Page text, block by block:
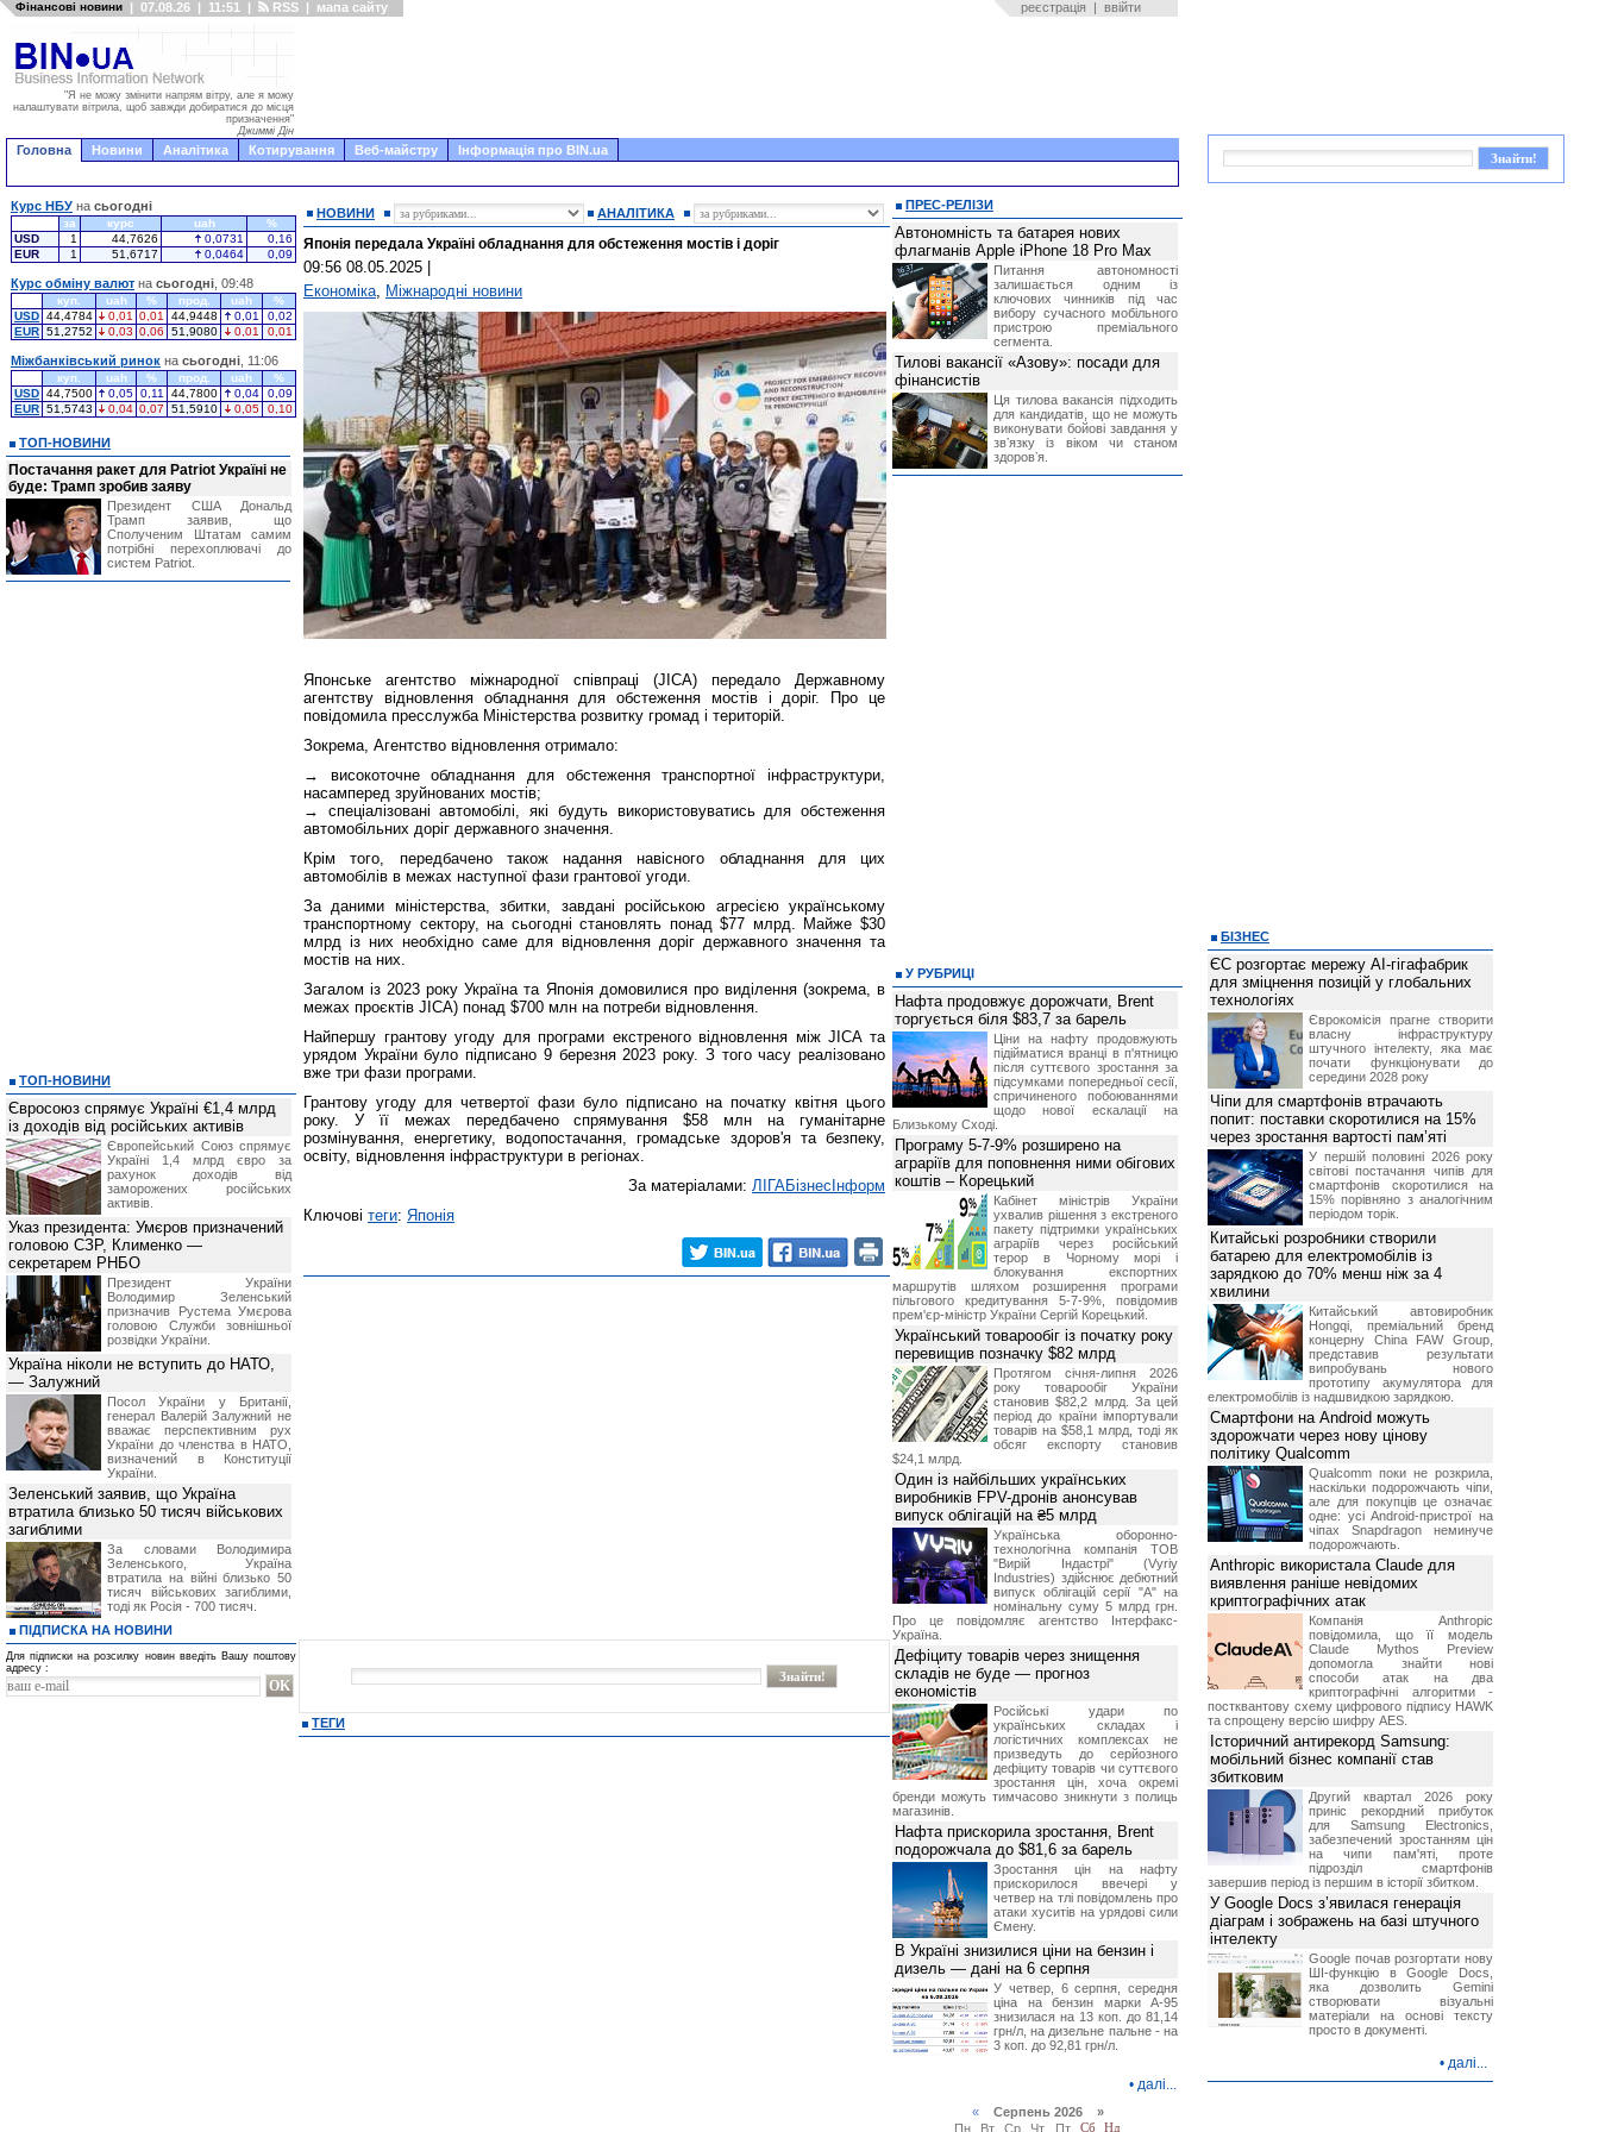
Фінансові новини | 07.08.26 | 11:51 | RSS | мапа сайту реєстрація | ввійти
"Я не можу змінити напрям вітру, але я можу
налаштувати вітрила, щоб завжди добиратися до місця
призначення"
Джиммі Дін
Головна Новини Аналітика Котирування Веб-майстру Інформація про BIN.ua
НОВИНИ АНАЛІТИКА
Японія передала Україні обладнання для обстеження мостів і доріг
09:56 08.05.2025
Економіка, Міжнародні новини
Японське агентство міжнародної співпраці (JICA) передало Державному
агентству відновлення обладнання для обстеження мостів і доріг. Про це
повідомила пресслужба Міністерства розвитку громад і територій.
Зокрема, Агентство відновлення отримало:
→ високоточне обладнання для обстеження транспортної інфраструктури,
насамперед зруйнованих мостів;
→ спеціалізовані автомобілі, які будуть використовуватись для обстеження
автомобільних доріг державного значення.
Крім того, передбачено також надання навісного обладнання для цих
автомобілів в межах наступної фази грантової угоди.
За даними міністерства, збитки, завдані російською агресією українському
транспортному сектору, на сьогодні становлять понад $77 млрд. Майже $30
млрд із них необхідно саме для відновлення доріг державного значення та
мостів на них.
Загалом із 2023 року Україна та Японія домовилися про виділення (зокрема, в
межах проєктів JICA) понад $700 млн на потреби відновлення.
Найпершу грантову угоду для програми екстреного відновлення між JICA та
урядом України було підписано 9 березня 2023 року. З того часу реалізовано
вже три фази програми.
Грантову угоду для четвертої фази було підписано на початку квітня цього
року. У її межах передбачено спрямування $58 млн на гуманітарне
розмінування, енергетику, водопостачання, громадське здоров'я та безпеку,
освіту, відновлення інфраструктури в регіонах.
За матеріалами: ЛIГАБiзнесIнформ
Ключові теги: Японія
ТЕГИ
Курс НБУ на сьогодні
за курс uah
%
USD
1 44,7626 0,0731
0,16
EUR
1 51,6717 0,0464 0,09
Курс обміну валют на сьогодні , 09:48
куп. uah % прод. uah
%
USD 44,4784 0,01 0,01 44,9448 0,01
0,02
EUR 51,2752 0,03 0,06 51,9080 0,01 0,01
Міжбанківський ринок на сьогодні , 11:06
куп. uah % прод. uah
%
USD 44,7500 0,05 0,11 44,7800 0,04
0,09
EUR 51,5743 0,04 0,07 51,5910 0,05 0,10
ТОП-НОВИНИ
Постачання ракет для Patriot Україні не
буде: Трамп зробив заяву
Президент США Дональд
Трамп заявив, що
Сполученим Штатам самим
потрібні перехоплювачі до
систем Patriot.
ТОП-НОВИНИ
Євросоюз спрямує Україні €1,4 млрд
із доходів від російських активів
Європейський Союз спрямує
Україні 1,4 млрд євро за
рахунок доходів від
заморожених російських
активів.
Указ президента: Умєров призначений
головою СЗР, Клименко —
секретарем РНБО
Президент України
Володимир Зеленський
призначив Pустема Умєрова
головою Служби зовнішньої
розвідки України.
Україна ніколи не вступить до НАТО,
— Залужний
Посол України у Британії,
генерал Валерій Залужний не
вважає перспективним рух
України до членства в НАТО,
визначений в Конституції
України.
Зеленський заявив, що Україна
втратила близько 50 тисяч військових
загиблими
За словами Володимира
Зеленського, Україна
втратила на війні близько 50
тисяч військових загиблими,
тоді як Росія - 700 тисяч.
ПІДПИСКА НА НОВИНИ
Для підписки на розсилку новин введіть Вашу поштову
адресу :
ПРЕС-РЕЛІЗИ
Автономність та батарея нових
флагманів Apple iPhone 18 Pro Max
Питання автономності
залишається одним із
ключових чинників під час
вибору сучасного мобільного
пристрою преміального
сегмента.
Тилові вакансії «Азову»: посади для
фінансистів
Ця тилова вакансія підходить
для кандидатів, що не можуть
виконувати бойові завдання у
звʼязку із віком чи станом
здоровʼя.
У РУБРИЦІ
Нафта продовжує дорожчати, Brent
торгується біля $83,7 за барель
Ціни на нафту продовжують
підійматися вранці в п'ятницю
після суттєвого зростання за
підсумками попередньої сесії,
спричиненого побоюваннями
щодо нової ескалації на
Близькому Сході.
Програму 5-7-9% розширено на
аграріїв для поповнення ними обігових
коштів – Корецький
Кабінет міністрів України
ухвалив рішення з екстреного
пакету підтримки українських
аграріїв через російський
терор в Чорному морі і
блокування експортних
маршрутів шляхом розширення програми
пільгового кредитування 5-7-9%, повідомив
прем'єр-міністр України Сергій Корецький.
Український товарообіг із початку року
перевищив позначку $82 млрд
Протягом січня-липня 2026
року товарообіг України
становив $82,2 млрд. За цей
період до країни імпортували
товарів на $58,1 млрд, тоді як
обсяг експорту становив
$24,1 млрд.
Один із найбільших українських
виробників FPV-дронів анонсував
випуск облігацій на ₴5 млрд
Українська оборонно-
технологічна компанія ТОВ
"Вирій Індастрі" (Vyriy
Industries) здійснює дебютний
випуск облігацій серії "А" на
номінальну суму 5 млрд грн.
Про це повідомляє агентство Інтерфакс-
Україна.
Дефіциту товарів через знищення
складів не буде — прогноз
економістів
Російські удари по
українських складах і
логістичних комплексах не
призведуть до серйозного
дефіциту товарів чи суттєвого
зростання цін, хоча окремі
бренди можуть тимчасово зникнути з полиць
магазинів.
Нафта прискорила зростання, Brent
подорожчала до $81,6 за барель
Зростання цін на нафту
прискорилося ввечері у
четвер на тлі повідомлень про
атаки хуситів на урядові сили
Ємену.
В Україні знизилися ціни на бензин і
дизель — дані на 6 серпня
У четвер, 6 серпня, середня
ціна на бензин марки А-95
знизилася на 13 коп. до 81,14
грн/л, на дизельне пальне - на
3 коп. до 92,81 грн/л.
• далі...
«Серпень 2026 »
Пн
Вт Ср Чт Пт Сб Нд
БІЗНЕС
ЄС розгортає мережу AI-гігафабрик
для зміцнення позицій у глобальних
технологіях
Єврокомісія прагне створити
власну інфраструктуру
штучного інтелекту, яка має
почати функціонувати до
середини 2028 року
Чіпи для смартфонів втрачають
попит: поставки скоротилися на 15%
через зростання вартості пам’яті
У першій половині 2026 року
світові постачання чипів для
смартфонів скоротилися на
15% порівняно з аналогічним
періодом торік.
Китайські розробники створили
батарею для електромобілів із
зарядкою до 70% менш ніж за 4
хвилини
Китайський автовиробник
Hongqi, преміальний бренд
концерну China FAW Group,
представив результати
випробувань нового
прототипу акумулятора для
електромобілів із надшвидкою зарядкою.
Смартфони на Android можуть
здорожчати через нову цінову
політику Qualcomm
Qualcomm поки не розкрила,
наскільки подорожчають чіпи,
але для покупців це означає
одне: усі Android-пристрої на
чіпах Snapdragon неминуче
подорожчають.
Anthropic використала Claude для
виявлення раніше невідомих
криптографічних атак
Компанія Anthropic
повідомила, що її модель
Claude Mythos Preview
допомогла знайти нові
способи атак на два
криптографічні алгоритми -
постквантову схему цифрового підпису HAWK
та спрощену версію шифру AES.
Історичний антирекорд Samsung:
мобільний бізнес компанії став
збитковим
Другий квартал 2026 року
приніс рекордний прибуток
для Samsung Electronics,
забезпечений зростанням цін
на чипи пам'яті, проте
підрозділ смартфонів
завершив період із першим в історії збитком.
У Google Docs з’явилася генерація
діаграм і зображень на базі штучного
інтелекту
Google почав розгортати нову
ШІ-функцію в Google Docs,
яка дозволить Gemini
створювати візуальні
матеріали на основі тексту
просто в документі.
• далі...